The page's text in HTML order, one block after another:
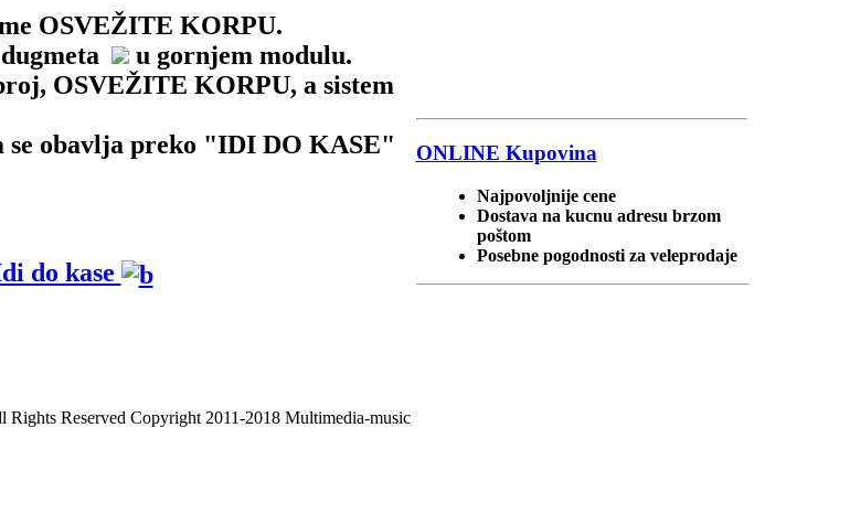
OSVEŽITE KORPU.
u gornjem modulu.
OSVEŽITE KORPU, a sistem
se obavlja preko "IDI DO KASE"
do kase
ONLINE Kupovina
Najpovoljnije cene
Dostava na kucnu adresu brzom
poštom
Posebne pogodnosti za veleprodaje
Rights Reserved Copyright 2011-2018 Multimedia-music